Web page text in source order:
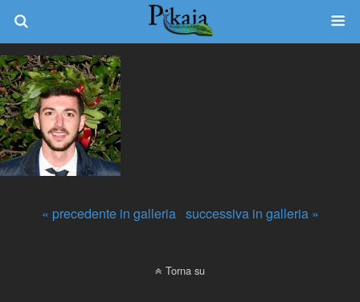
« precedente in galleria successiva in galleria »
Torna su